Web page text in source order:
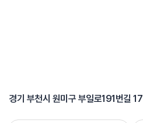
경기 부천시 원미구 부일로191번길 17